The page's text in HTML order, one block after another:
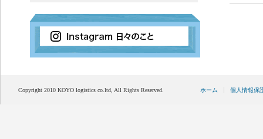
Copyright 2010 KOYO logistics co.ltd, All Rights Reserved. ホーム 個人情報保